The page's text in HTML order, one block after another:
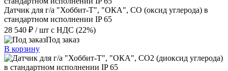
Датчик для г/а "Хоббит-Т", "ОКА", CO (оксид углерода) в
стандартном исполнении IP 65
28 540 ₽ / шт с НДС (22%)
Под заказ
В корзину